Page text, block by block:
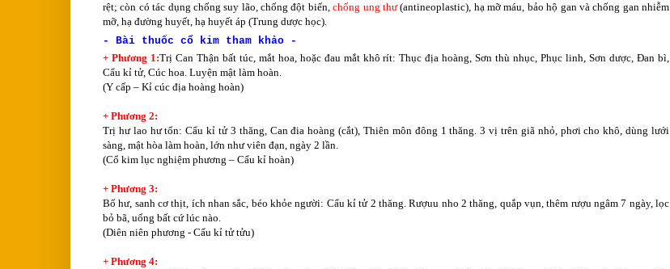
rệt; còn có tác dụng chống suy lão, chống đột biến,chống ung thư(antineoplastic), hạ mỡ máu, bảo hộ gan và chống gan nhiễm
mỡ, hạ đường huyết, hạ huyết áp (Trung dược học).
- Bài thuốc cổ kim tham khảo -
+ Phương 1:Trị Can Thận bất túc, mắt hoa, hoặc đau mắt khô rít: Thục địa hoàng, Sơn thù nhục, Phục linh, Sơn dược, Đan bì,
Cẩu kỉ tử, Cúc hoa. Luyện mật làm hoàn.
(Y cấp – Kỉ cúc địa hoàng hoàn)
+ Phương 2:
Trị hư lao hư tổn: Cẩu kỉ tử 3 thăng, Can đia hoàng (cắt), Thiên môn đông 1 thăng. 3 vị trên giã nhỏ, phơi cho khô, dùng lưới
sàng, mật hòa làm hoàn, lớn như viên đạn, ngày 2 lần.
(Cổ kim lục nghiệm phương – Cẩu kỉ hoàn)
+ Phương 3:
Bổ hư, sanh cơ thịt, ích nhan sắc, béo khỏe người: Cẩu kỉ tử 2 thăng. Rượuu nho 2 thăng, quắp vụn, thêm rượu ngâm 7 ngày, lọc
bỏ bã, uống bất cứ lúc nào.
(Diên niên phương - Cẩu kỉ tử tửu)
+ Phương 4: